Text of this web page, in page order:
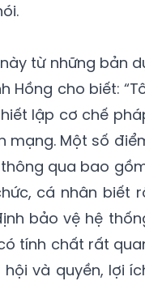
từ những bản
Hồng cho biết:
lập cơ chế
mạng. Một số
qua bao
cá nhân biết
bảo vệ hệ
tính chất rất
và quyền, lợi